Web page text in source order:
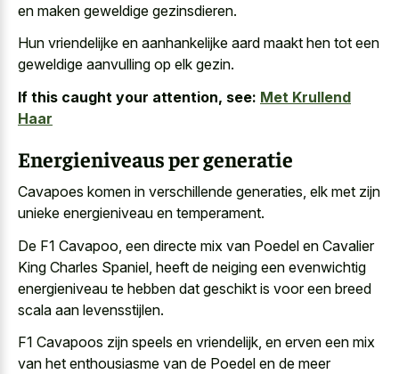
en maken geweldige gezinsdieren.
Hun vriendelijke en aanhankelijke aard maakt hen tot een
geweldige aanvulling op elk gezin.
If this caught your attention, see: Met Krullend
Haar
Energieniveaus per generatie
Cavapoes komen in verschillende generaties, elk met zijn
unieke energieniveau en temperament.
De F1 Cavapoo, een directe mix van Poedel en Cavalier
King Charles Spaniel, heeft de neiging een evenwichtig
energieniveau te hebben dat geschikt is voor een breed
scala aan levensstijlen.
F1 Cavapoos zijn speels en vriendelijk, en erven een mix
van het enthousiasme van de Poedel en de meer